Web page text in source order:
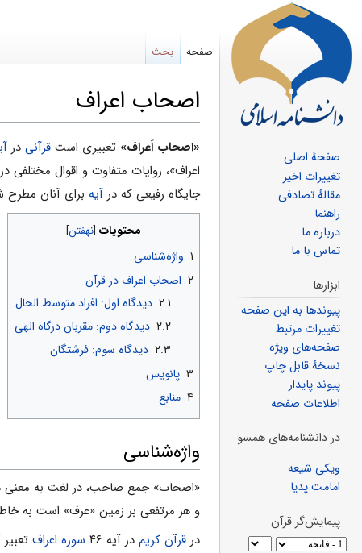
اصحاب اعراف
پرش
به
ناوبری
پرش
به
جستجو
«اصحاب اَعراف» تعبیری است قرآنی در آیه
اعراف»، روایات متفاوت و اقوال مختلفی در
جایگاه رفیعی که در آیه برای آنان
محتویات
۱ واژ‌ه‌شناسی
۲ اصحاب اعراف در قرآن
۲.۱ دیدگاه اول: افراد متوسط الحال
۲.۲ دیدگاه دوم: مقربان درگاه الهی
۲.۳ دیدگاه سوم: فرشتگان
۳ پانویس
۴ منابع
واژ‌ه‌شناسی
«اصحاب» جمع صاحب، در لغت به معنی
و هر مرتفعی بر زمین «عرف» است به
در قرآن کریم در آیه ۴۶ سوره اعراف
صفحه بحث
صفحهٔ اصلی
تغییرات اخیر
مقالهٔ تصادفی
راهنما
درباره ما
تماس با ما
ابزارها
پیوندها به این صفحه
تغییرات مرتبط
صفحه‌های ویژه
نسخهٔ قابل چاپ
پیوند پایدار
اطلاعات صفحه
در دانشنامه‌های همسو
ویکی شیعه
امامت پدیا
پیمایش‌گر قرآن